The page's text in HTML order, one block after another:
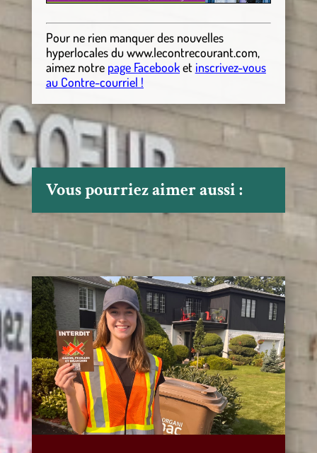
Pour ne rien manquer des nouvelles
hyperlocalesdu www.lecontrecourant.com,
aimez notre page Facebooket inscrivez-vous
au Contre-courriel !
Vous pourriez aimer aussi :